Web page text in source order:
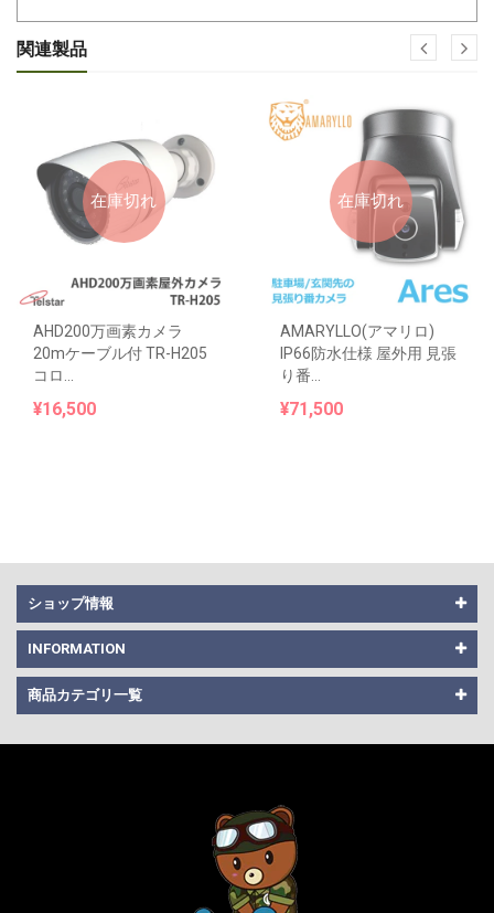
関連製品
在庫切れ
AHD200万画素カメラ
20mケーブル付 TR-H205
コロ...
¥16,500
在庫切れ
AMARYLLO(アマリロ)
IP66防水仕様 屋外用 見張
り番...
¥71,500
ショップ情報
INFORMATION
商品カテゴリ一覧